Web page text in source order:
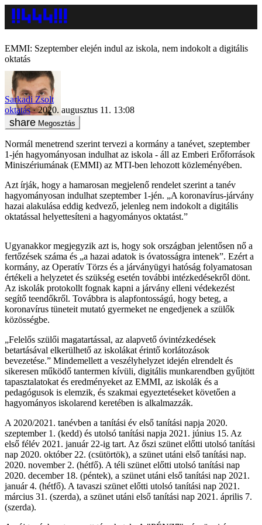
EMMI: Szeptember elején indul az iskola, nem indokolt a digitális
oktatás
Sarkadi Zsolt
oktatás
2020. augusztus 11. 13:08
Megosztás
Normál menetrend szerint tervezi a kormány a tanévet, szeptember
1-jén hagyományosan indulhat az iskola - áll az Emberi Erőforrások
Miniszériumának (EMMI) az MTI-ben lehozott közleményében.
Azt írják, hogy a hamarosan megjelenő rendelet szerint a tanév
hagyományosan indulhat szeptember 1-jén. „A koronavírus-járvány
hazai alakulása eddig kedvező, jelenleg nem indokolt a digitális
oktatással helyettesíteni a hagyományos oktatást.”
Ugyanakkor megjegyzik azt is, hogy sok országban jelentősen nő a
fertőzések száma és „a hazai adatok is óvatosságra intenek”. Ezért a
kormány, az Operatív Törzs és a járványügyi hatóság folyamatosan
értékeli a helyzetet és szükség esetén további intézkedésekről dönt.
Az iskolák protokollt fognak kapni a járvány elleni védekezést
segítő teendőkről. Továbbra is alapfontosságú, hogy beteg, a
koronavírus tüneteit mutató gyermeket ne engedjenek a szülők
közösségbe.
„Felelős szülői magatartással, az alapvető óvintézkedések
betartásával elkerülhető az iskolákat érintő korlátozások
bevezetése.” Mindemellett a veszélyhelyzet idején elrendelt és
sikeresen működő tantermen kívüli, digitális munkarendben gyűjtött
tapasztalatokat és eredményeket az EMMI, az iskolák és a
pedagógusok is elemzik, és szakmai egyeztetéseket követően a
hagyományos iskolarend keretében is alkalmazzák.
A 2020/2021. tanévben a tanítási év első tanítási napja 2020.
szeptember 1. (kedd) és utolsó tanítási napja 2021. június 15. Az
első félév 2021. január 22-ig tart. Az őszi szünet előtti utolsó tanítási
nap 2020. október 22. (csütörtök), a szünet utáni első tanítási nap.
2020. november 2. (hétfő). A téli szünet előtti utolsó tanítási nap
2020. december 18. (péntek), a szünet utáni első tanítási nap 2021.
január 4. (hétfő). A tavaszi szünet előtti utolsó tanítási nap 2021.
március 31. (szerda), a szünet utáni első tanítási nap 2021. április 7.
(szerda).